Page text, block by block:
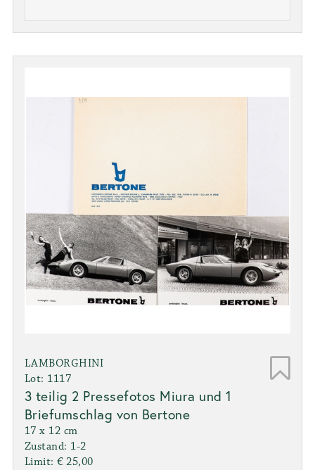
LAMBORGHINI
Lot: 1117
3 teilig 2 Pressefotos Miura und 1
Briefumschlag von Bertone
17 x 12 cm
Zustand: 1-2
Limit: € 25,00